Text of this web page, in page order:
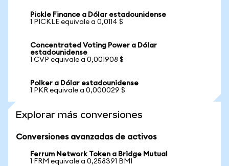
Pickle Finance a Dólar estadounidense
1 PICKLE equivale a 0,0114 $
Concentrated Voting Power a Dólar
estadounidense
1 CVP equivale a 0,001908 $
Polker a Dólar estadounidense
1 PKR equivale a 0,000029 $
Explorar más conversiones
Conversiones avanzadas de activos
Ferrum Network Token a Bridge Mutual
1 FRM equivale a 0,258391 BMI